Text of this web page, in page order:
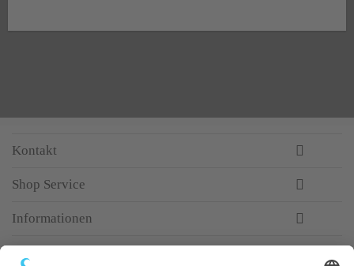
Kontakt
Shop Service
Informationen